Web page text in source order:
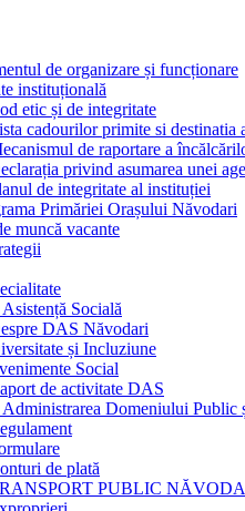
de organizare și funcționare
instituțională
etic și de integritate
cadourilor primite si destinatia
de raportare a
privind asumarea unei
de integritate al instituției
Primăriei Orașului Năvodari
muncă vacante
Socială
DAS Năvodari
și Incluziune
Social
de activitate DAS
Domeniului Public
de plată
PUBLIC